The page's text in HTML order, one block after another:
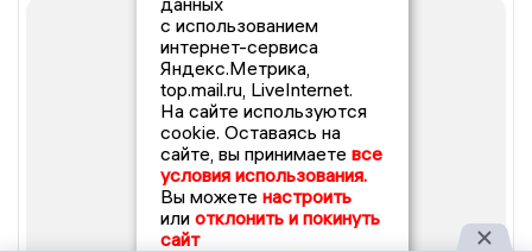
с использованием
интернет-сервиса
Яндекс.Метрика,
top.mail.ru, LiveInternet.
На сайте используются
cookie. Оставаясь на
сайте, вы принимаете все
условия использования.
Вы можете настроить
или отклонить и покинуть
сайт